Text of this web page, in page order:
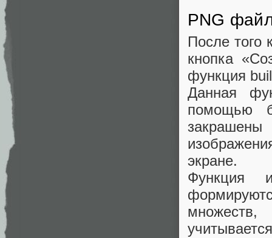
PNG
После того
кнопка
функция
Данная
помощью
экране.
Функция